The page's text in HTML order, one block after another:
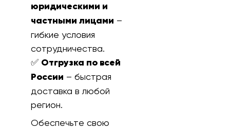
юридическими и
частными лицами –
гибкие условия
сотрудничества.
✅ Отгрузка по всей
России – быстрая
доставка в любой
регион.
Обеспечьте свою